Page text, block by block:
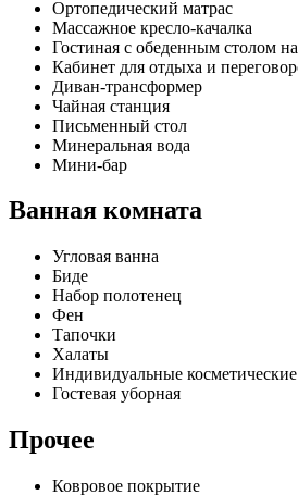
Ортопедический матрас
Массажное кресло-качалка
Гостиная с обеденным столом
Кабинет для отдыха и
Диван-трансформер
Чайная станция
Письменный стол
Минеральная вода
Мини-бар
Ванная комната
Угловая ванна
Биде
Набор полотенец
Фен
Тапочки
Халаты
Индивидуальные
Гостевая уборная
Прочее
Ковровое покрытие